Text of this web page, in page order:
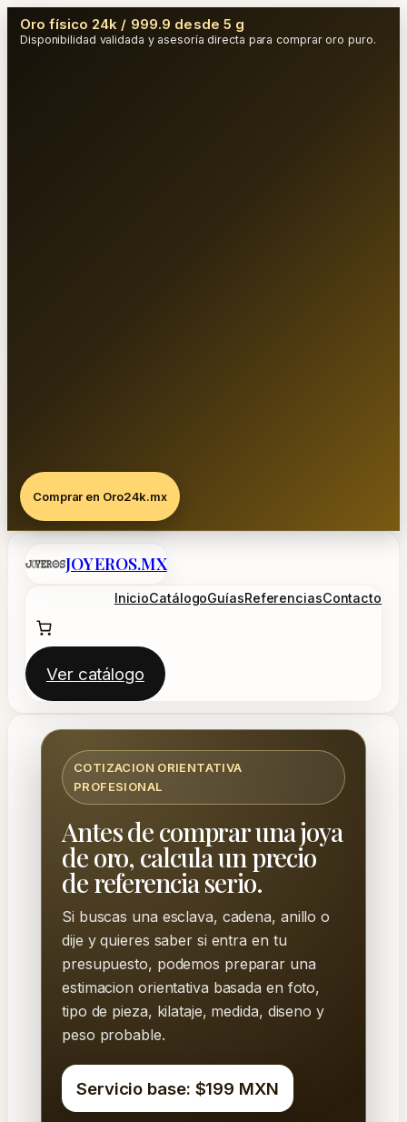
Oro físico 24k / 999.9 desde 5 g
Disponibilidad validada y asesoría directa para comprar oro puro.
Comprar en Oro24k.mx
Saltar
JOYEROS.MX
InicioCatálogoGuíasReferenciasContacto
Ver catálogo
COTIZACION ORIENTATIVA
PROFESIONAL
Antes de comprar una joya
de oro, calcula un precio
de referencia serio.
Si buscas una esclava, cadena, anillo o
dije y quieres saber si entra en tu
presupuesto, podemos preparar una
estimacion orientativa basada en foto,
tipo de pieza, kilataje, medida, diseno y
peso probable.
Servicio base: $199 MXN